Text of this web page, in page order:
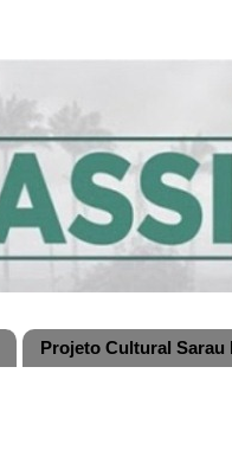
Projeto Cultural